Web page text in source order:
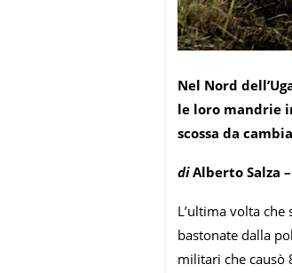
Nel Nord
le loro mandrie
scossa da
diAlberto Salza
L’ultima volta
bastonate dalla
militari che causò